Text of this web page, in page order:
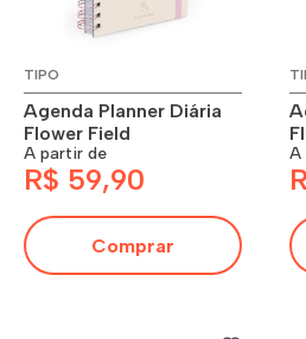
TIPO
Agenda Planner Diária
Flower Field
A partir de
R$ 59,90
Comprar
A